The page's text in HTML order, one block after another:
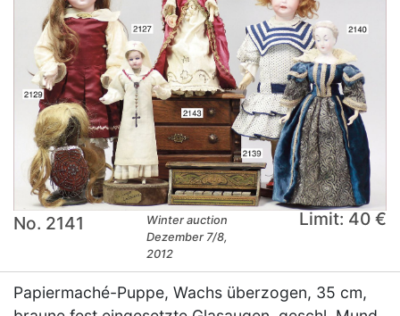
No. 2141
Winter auction
Dezember 7/8,
2012
Limit: 40 €
Papiermaché-Puppe, Wachs überzogen, 35 cm,